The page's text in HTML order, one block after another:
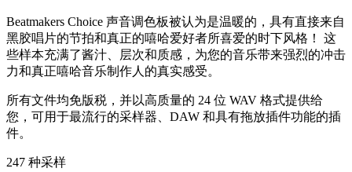
Beatmakers Choice 声音调色板被认为是温暖的，具有直接来自
黑胶唱片的节拍和真正的嘻哈爱好者所喜爱的时下风格！ 这
些样本充满了酱汁、层次和质感，为您的音乐带来强烈的冲击
力和真正嘻哈音乐制作人的真实感受。
所有文件均免版税，并以高质量的 24 位 WAV 格式提供给
您，可用于最流行的采样器、DAW 和具有拖放插件功能的插
件。
247 种采样